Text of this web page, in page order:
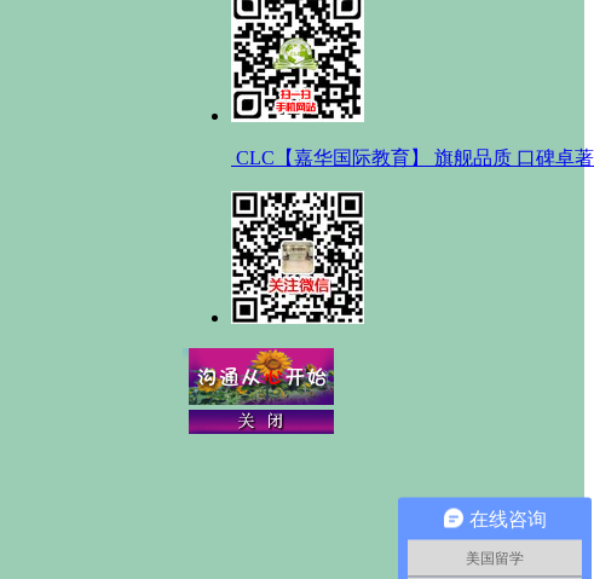
CLC【嘉华国际教育】 旗舰品质 口碑卓著
在线咨询
美国留学